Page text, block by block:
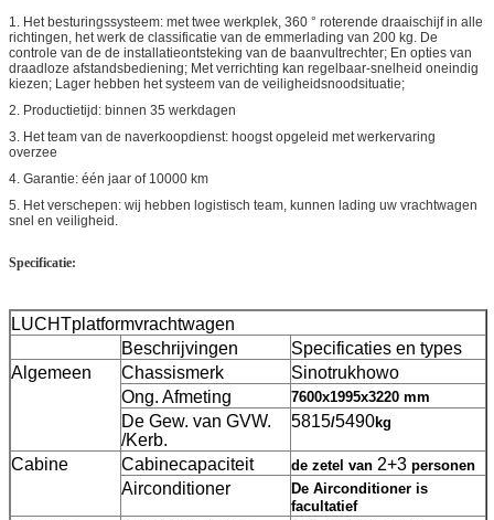
1. Het besturingssysteem: met twee werkplek, 360 ° roterende draaischijf in alle
richtingen, het werk de classificatie van de emmerlading van 200 kg. De
controle van de de installatieontsteking van de baanvultrechter; En opties van
draadloze afstandsbediening; Met verrichting kan regelbaar-snelheid oneindig
kiezen; Lager hebben het systeem van de veiligheidsnoodsituatie;
2. Productietijd: binnen 35 werkdagen
3. Het team van de naverkoopdienst: hoogst opgeleid met werkervaring
overzee
4. Garantie: één jaar of 10000 km
5. Het verschepen: wij hebben logistisch team, kunnen lading uw vrachtwagen
snel en veiligheid.
Specificatie:
LUCHTplatformvrachtwagen
Beschrijvingen
Specificaties en types
Algemeen
Chassismerk
Sinotrukhowo
Ong. Afmeting
7600x1995x3220 mm
De Gew. van GVW.
/Kerb.
5815/5490kg
Cabine Cabinecapaciteit de zetel van 2+3 personen
Airconditioner
De Airconditioner is
facultatief